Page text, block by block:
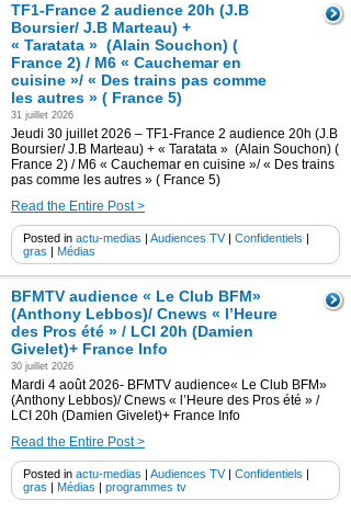
TF1-France 2 audience 20h (J.B
Boursier/ J.B Marteau) +
« Taratata » (Alain Souchon) (
France 2) / M6 « Cauchemar en
cuisine »/ « Des trains pas comme
les autres » ( France 5)
31 juillet 2026
Jeudi 30 juillet 2026 – TF1-France 2 audience 20h (J.B
Boursier/ J.B Marteau) + « Taratata » (Alain Souchon) (
France 2) / M6 « Cauchemar en cuisine »/ « Des trains
pas comme les autres » ( France 5)
Read the Entire Post >
Posted in actu-medias | Audiences TV| Confidentiels |
gras | Médias
BFMTV audience « Le Club BFM»
(Anthony Lebbos)/ Cnews « l’Heure
des Pros été » / LCI 20h (Damien
Givelet)+ France Info
30 juillet 2026
Mardi 4 août 2026- BFMTV audience« Le Club BFM»
(Anthony Lebbos)/ Cnews « l’Heure des Pros été » /
LCI 20h (Damien Givelet)+ France Info
Read the Entire Post >
Posted in actu-medias | Audiences TV| Confidentiels |
gras | Médias | programmes tv